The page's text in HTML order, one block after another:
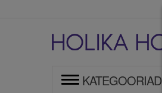
KATEGOORIAD